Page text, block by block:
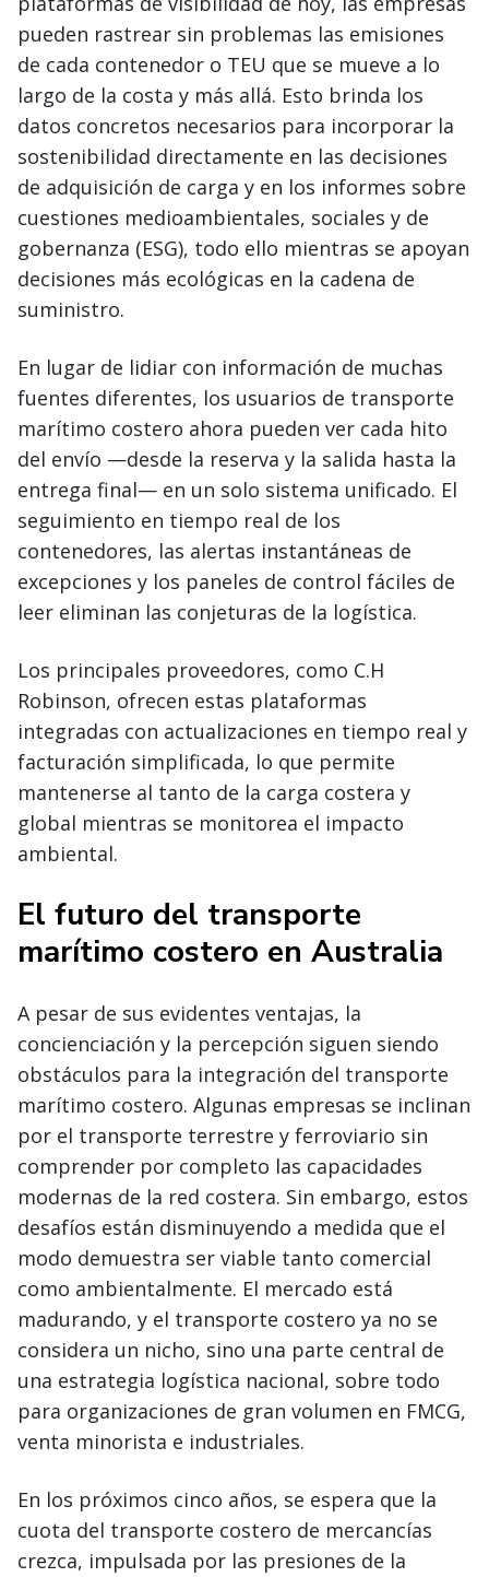
pueden rastrear sin problemas las emisiones
de cada contenedor o TEU que se mueve a lo
largo de la costa y más allá. Esto brinda los
datos concretos necesarios para incorporar la
sostenibilidad directamente en las decisiones
de adquisición de carga y en los informes sobre
cuestiones medioambientales, sociales y de
gobernanza (ESG), todo ello mientras se apoyan
decisiones más ecológicas en la cadena de
suministro.
En lugar de lidiar con información de muchas
fuentes diferentes, los usuarios de transporte
marítimo costero ahora pueden ver cada hito
del envío —desde la reserva y la salida hasta la
entrega final— en un solo sistema unificado. El
seguimiento en tiempo real de los
contenedores, las alertas instantáneas de
excepciones y los paneles de control fáciles de
leer eliminan las conjeturas de la logística.
Los principales proveedores, como C.H
Robinson, ofrecen estas plataformas
integradas con actualizaciones en tiempo real y
facturación simplificada, lo que permite
mantenerse al tanto de la carga costera y
global mientras se monitorea el impacto
ambiental.
El futuro del transporte
marítimo costero en Australia
A pesar de sus evidentes ventajas, la
concienciación y la percepción siguen siendo
obstáculos para la integración del transporte
marítimo costero. Algunas empresas se inclinan
por el transporte terrestre y ferroviario sin
comprender por completo las capacidades
modernas de la red costera. Sin embargo, estos
desafíos están disminuyendo a medida que el
modo demuestra ser viable tanto comercial
como ambientalmente. El mercado está
madurando, y el transporte costero ya no se
considera un nicho, sino una parte central de
una estrategia logística nacional, sobre todo
para organizaciones de gran volumen en FMCG,
venta minorista e industriales.
En los próximos cinco años, se espera que la
cuota del transporte costero de mercancías
crezca, impulsada por las presiones de la